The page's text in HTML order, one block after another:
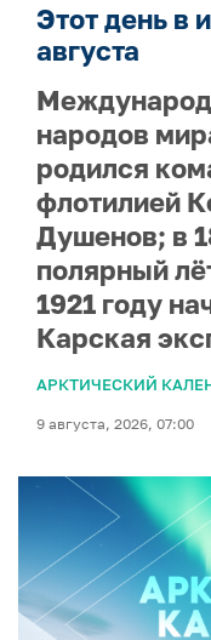
Этот день в
августа
народов
родился
флотилией
Душенов; в
полярный
1921 году
Карская
АРКТИЧЕСКИЙ
9 августа, 2026, 07:00